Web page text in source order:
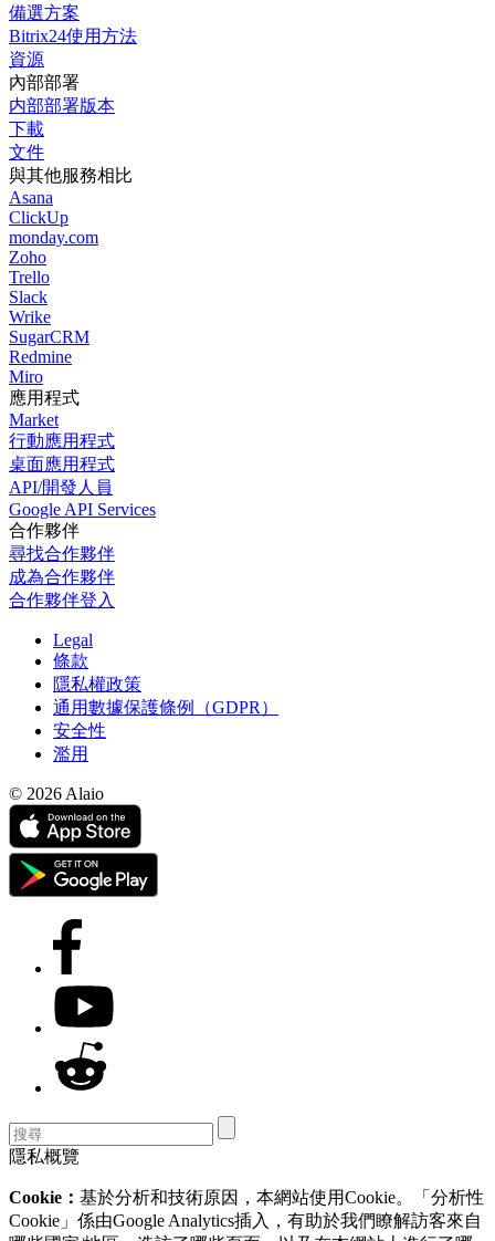
備選方案
Bitrix24使用方法
資源
內部部署
内部部署版本
下載
文件
與其他服務相比
Asana
ClickUp
monday.com
Zoho
Trello
Slack
Wrike
SugarCRM
Redmine
Miro
應用程式
Market
行動應用程式
桌面應用程式
API/開發人員
Google API Services
合作夥伴
尋找合作夥伴
成為合作夥伴
合作夥伴登入
Legal
條款
隱私權政策
通用數據保護條例（GDPR）
安全性
濫用
© 2026 Alaio
隱私概覽
Cookie： 基於分析和技術原因，本網站使用Cookie。「分析性
Cookie」係由Google Analytics插入，有助於我們瞭解訪客來自